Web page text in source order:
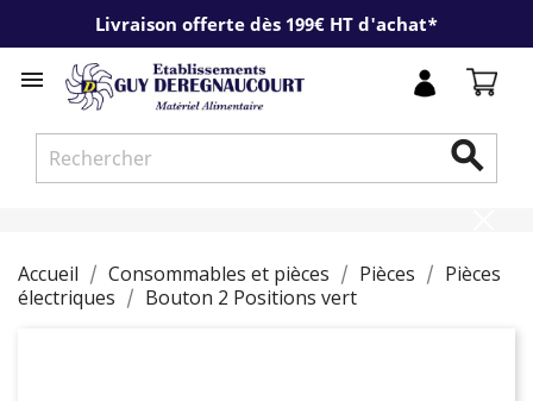
Livraison offerte dès 199€ HT d'achat*


Accueil Consommables et pièces Pièces
Pièces
électriques
Bouton 2 Positions vert